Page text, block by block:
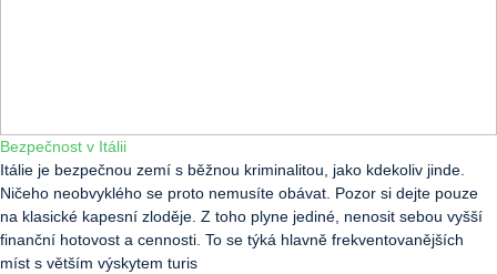
Bezpečnost v Itálii
Itálie je bezpečnou zemí s běžnou kriminalitou, jako kdekoliv jinde.
Ničeho neobvyklého se proto nemusíte obávat. Pozor si dejte pouze
na klasické kapesní zloděje. Z toho plyne jediné, nenosit sebou vyšší
finanční hotovost a cennosti. To se týká hlavně frekventovanějších
míst s větším výskytem turis